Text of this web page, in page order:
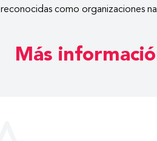
reconocidas como organizaciones
Más